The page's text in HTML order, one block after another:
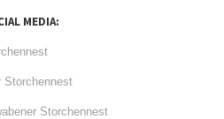
MEDIA:
Storchennest
Storchennest